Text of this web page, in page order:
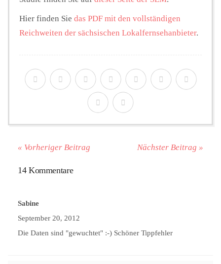
Hier finden Sie das PDF mit den vollständigen
Reichweiten der sächsischen Lokalfernsehanbieter.
« Vorheriger Beitrag Nächster Beitrag »
14 Kommentare
Sabine
September 20, 2012
Die Daten sind "gewuchtet" :-) Schöner Tippfehler